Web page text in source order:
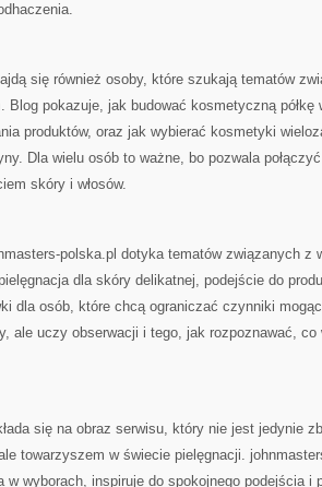
się również osoby, które szukają tematów
Blog pokazuje, jak budować kosmetyczną półkę
produktów, oraz jak wybierać kosmetyki
Dla wielu osób to ważne, bo pozwala
skóry i włosów.
polska.pl dotyka tematów związanych z
dla skóry delikatnej, podejście do
dla osób, które chcą ograniczać czynniki
ale uczy obserwacji i tego, jak rozpoznawać, co
się na obraz serwisu, który nie jest jedynie
towarzyszem w świecie pielęgnacji.
w wyborach, inspiruje do spokojnego podejścia i